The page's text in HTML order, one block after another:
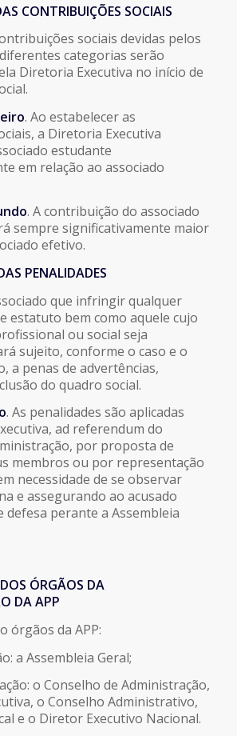
CONTRIBUIÇÕES SOCIAIS
sociais devidas pelos
categorias serão
Diretoria Executiva no início de
. Ao estabelecer as
a Diretoria Executiva
estudante
em relação ao associado
. A contribuição do associado
sempre significativamente maior
efetivo.
PENALIDADES
que infringir qualquer
estatuto bem como aquele cujo
ou social seja
sujeito, conforme o caso e o
a penas de advertências,
do quadro social.
. As penalidades são aplicadas
ad referendum do
por proposta de
membros ou por representação
necessidade de se observar
e assegurando ao acusado
defesa perante a Assembleia
ÓRGÃOS DA
DA APP
órgãos da APP:
a Assembleia Geral;
o Conselho de Administração,
o Conselho Administrativo,
e o Diretor Executivo Nacional.